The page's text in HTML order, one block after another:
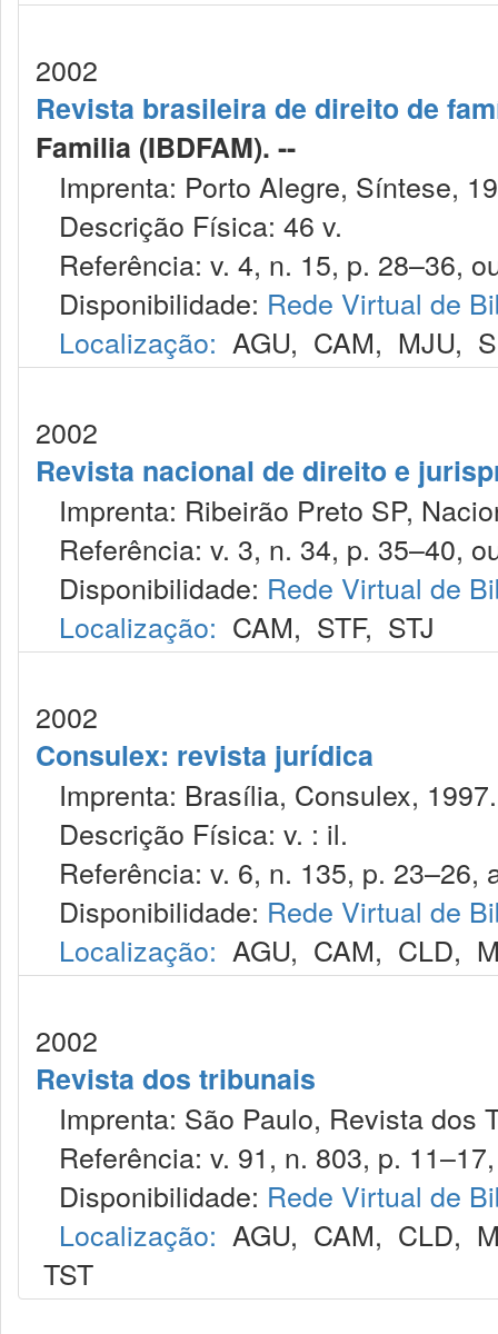
2002
Revista brasileira de direito de
Familia (IBDFAM). --
Imprenta: Porto Alegre, Síntese,
Descrição Física: 46 v.
Referência: v. 4, n. 15, p. 28–36,
Disponibilidade: Rede Virtual de
Localização: AGU, CAM, MJU,
2002
Revista nacional de direito e
Imprenta: Ribeirão Preto SP,
Referência: v. 3, n. 34, p. 35–40,
Disponibilidade: Rede Virtual de
Localização: CAM, STF, STJ
2002
Consulex: revista jurídica
Imprenta: Brasília, Consulex, 1997.
Descrição Física: v. : il.
Referência: v. 6, n. 135, p. 23–26,
Disponibilidade: Rede Virtual de
Localização: AGU, CAM, CLD,
2002
Revista dos tribunais
Imprenta: São Paulo, Revista dos
Referência: v. 91, n. 803, p.
Disponibilidade: Rede Virtual de
Localização: AGU, CAM, CLD,
TST